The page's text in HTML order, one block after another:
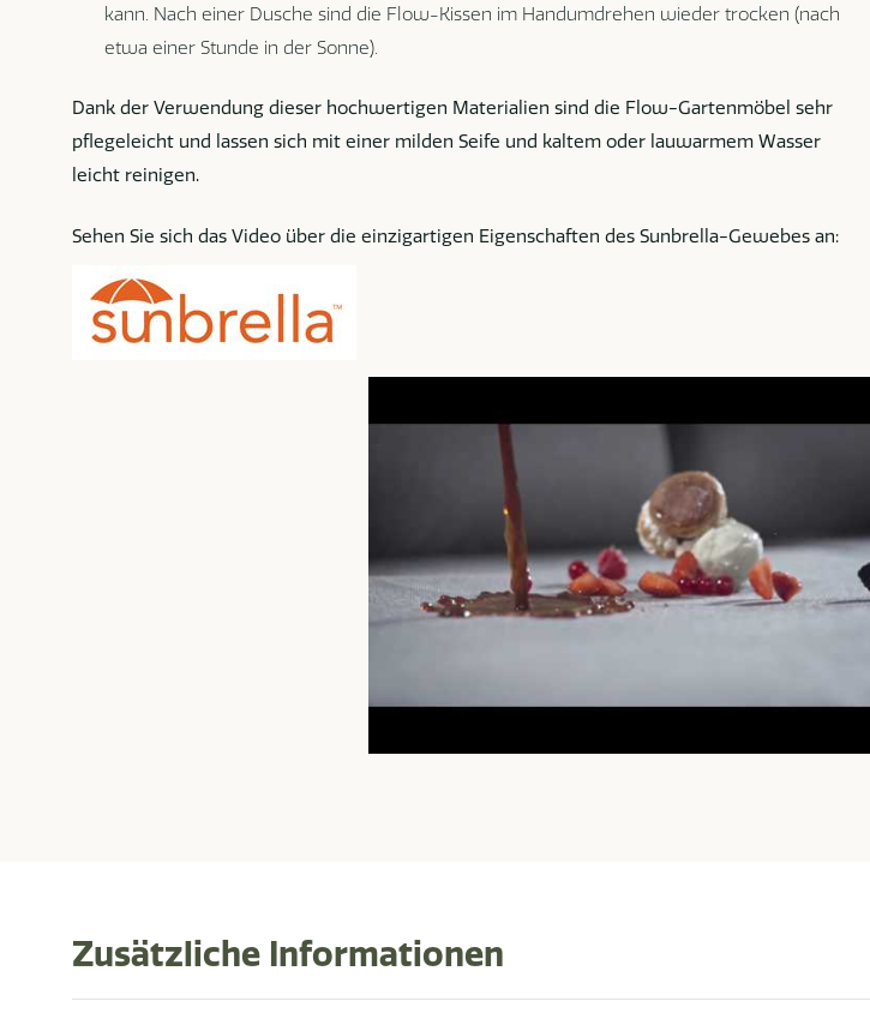
kann. Nach einer Dusche sind die Flow-Kissen im Handumdrehen wieder trocken (nach
etwa einer Stunde in der Sonne).
Dank der Verwendung dieser hochwertigen Materialien sind die Flow-Gartenmöbel sehr
pflegeleicht und lassen sich mit einer milden Seife und kaltem oder lauwarmem Wasser
leicht reinigen.
Sehen Sie sich das Video über die einzigartigen Eigenschaften des Sunbrella-Gewebes an:
Zusätzliche Informationen